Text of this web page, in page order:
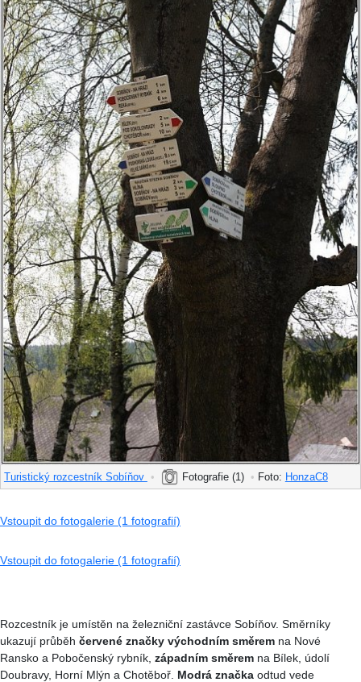
Turistický rozcestník Sobíňov • Fotografie (1) • Foto: HonzaC8
Vstoupit do fotogalerie (1 fotografií)
Vstoupit do fotogalerie (1 fotografií)
Rozcestník je umístěn na železniční zastávce Sobíňov. Směrníky
ukazují průběh červené značky východním směrem na Nové
Ransko a Pobočenský rybník, západním směrem na Bílek, údolí
Doubravy, Horní Mlýn a Chotěboř. Modrá značka odtud vede